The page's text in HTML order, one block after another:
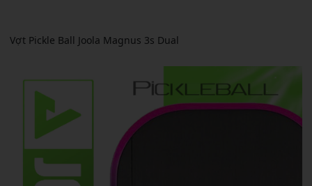
Vợt Pickle Ball Joola Magnus 3s Dual